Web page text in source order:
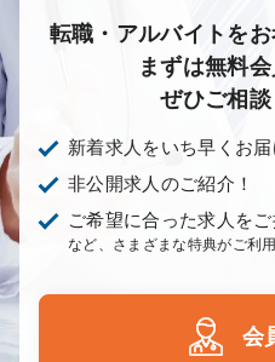
転職・アルバイトを
まずは無料会
ぜひご相談
新着求人をいち早くお届
非公開求人のご紹介！
ご希望に合った求人をご
など、さまざまな特典がご利
会